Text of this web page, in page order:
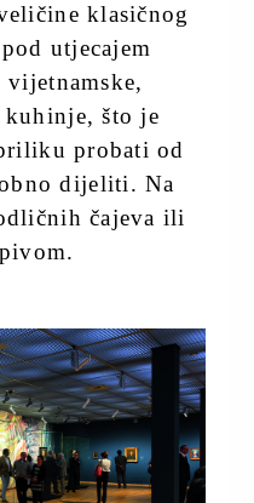
klasičnog
utjecajem
što je
probati od
dijeliti. Na
čajeva ili